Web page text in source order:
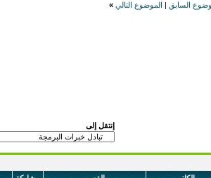
السابق الموضوع التالي »
إنتقل إلى